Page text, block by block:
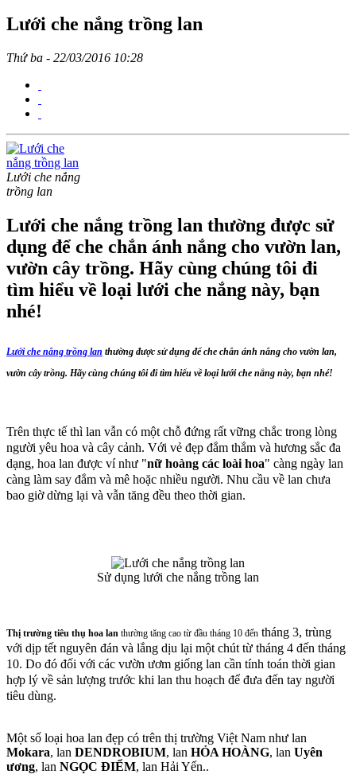
Lưới che nắng trồng lan
Thứ ba - 22/03/2016 10:28
Lưới che nắng
trồng lan
Lưới che nắng trồng lan thường được sử
dụng để che chắn ánh nắng cho vườn lan,
vườn cây trồng. Hãy cùng chúng tôi đi
tìm hiểu về loại lưới che nắng này, bạn
nhé!
Lưới che nắng trồng lan thường được sử dụng để che chắn ánh nắng cho vườn lan,
vườn cây trồng. Hãy cùng chúng tôi đi tìm hiểu về loại lưới che nắng này, bạn nhé!
Trên thực tế thì lan vẫn có một chỗ đứng rất vững chắc trong lòng
người yêu hoa và cây cảnh. Với vẻ đẹp đắm thắm và hương sắc đa
dạng, hoa lan được ví như "nữ hoàng các loài hoa" càng ngày lan
càng làm say đắm và mê hoặc nhiều người. Nhu cầu về lan chưa
bao giờ dừng lại và vẫn tăng đều theo thời gian.
Sử dụng lưới che nắng trồng lan
Thị trường tiêu thụ hoa lan thường tăng cao từ đầu tháng 10 đến tháng 3, trùng
với dịp tết nguyên đán và lắng dịu lại một chút từ tháng 4 đến tháng
10. Do đó đối với các vườn ươm giống lan cần tính toán thời gian
hợp lý về sản lượng trước khi lan thu hoạch để đưa đến tay người
tiêu dùng.
Một số loại hoa lan đẹp có trên thị trường Việt Nam như lan
Mokara, lan DENDROBIUM, lan HỎA HOÀNG, lan Uyên
ương, lan NGỌC ĐIỂM, lan Hải Yến..